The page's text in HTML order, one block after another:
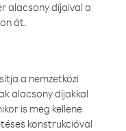
alacsony díjaival a
át.
a nemzetközi
alacsony díjakkal
is meg kellene
konstrukcióval